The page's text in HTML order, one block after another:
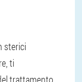
sterici
ti
trattamento.